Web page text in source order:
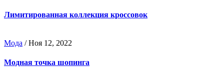
Лимитированная коллекция кроссовок
Мода /Ноя 12, 2022
Модная точка шопинга